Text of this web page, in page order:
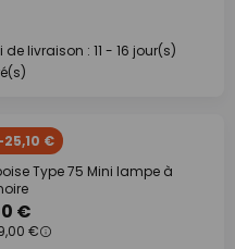
de livraison : 11 - 16 jour(s)
25,10 €
Type 75 Mini lampe à
€
€